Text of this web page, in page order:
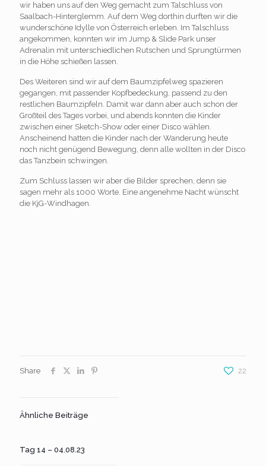
wir haben uns auf den Weg gemacht zum Talschluss von
Saalbach-Hinterglemm. Auf dem Weg dorthin durften wir die
wunderschöne Idylle von Österreich erleben. Im Talschluss
angekommen, konnten wir im Jump & Slide Park unser
Adrenalin mit unterschiedlichen Rutschen und Sprungtürmen
in die Höhe schießen lassen.
Des Weiteren sind wir auf dem Baumzipfelweg spazieren
gegangen, mit passender Kopfbedeckung, passend zu den
restlichen Baumzipfeln. Damit war dann aber auch schon der
Großteil des Tages vorbei, und abends konnten die Kinder
zwischen einer Sketch-Show oder einer Disco wählen.
Anscheinend hatten die Kinder nach der Wanderung heute
noch nicht genügend Bewegung, denn alle wollten in der Disco
das Tanzbein schwingen.
Zum Schluss lassen wir aber die Bilder sprechen, denn sie
sagen mehr als 1000 Worte. Eine angenehme Nacht wünscht
die KjG-Windhagen.
Share 22
Ähnliche Beiträge
Tag 14 – 04.08.23